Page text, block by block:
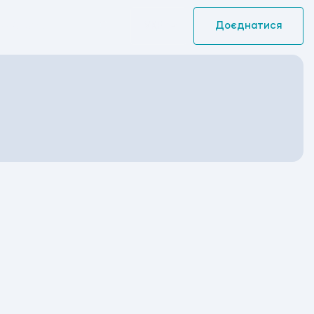
Доєднатися